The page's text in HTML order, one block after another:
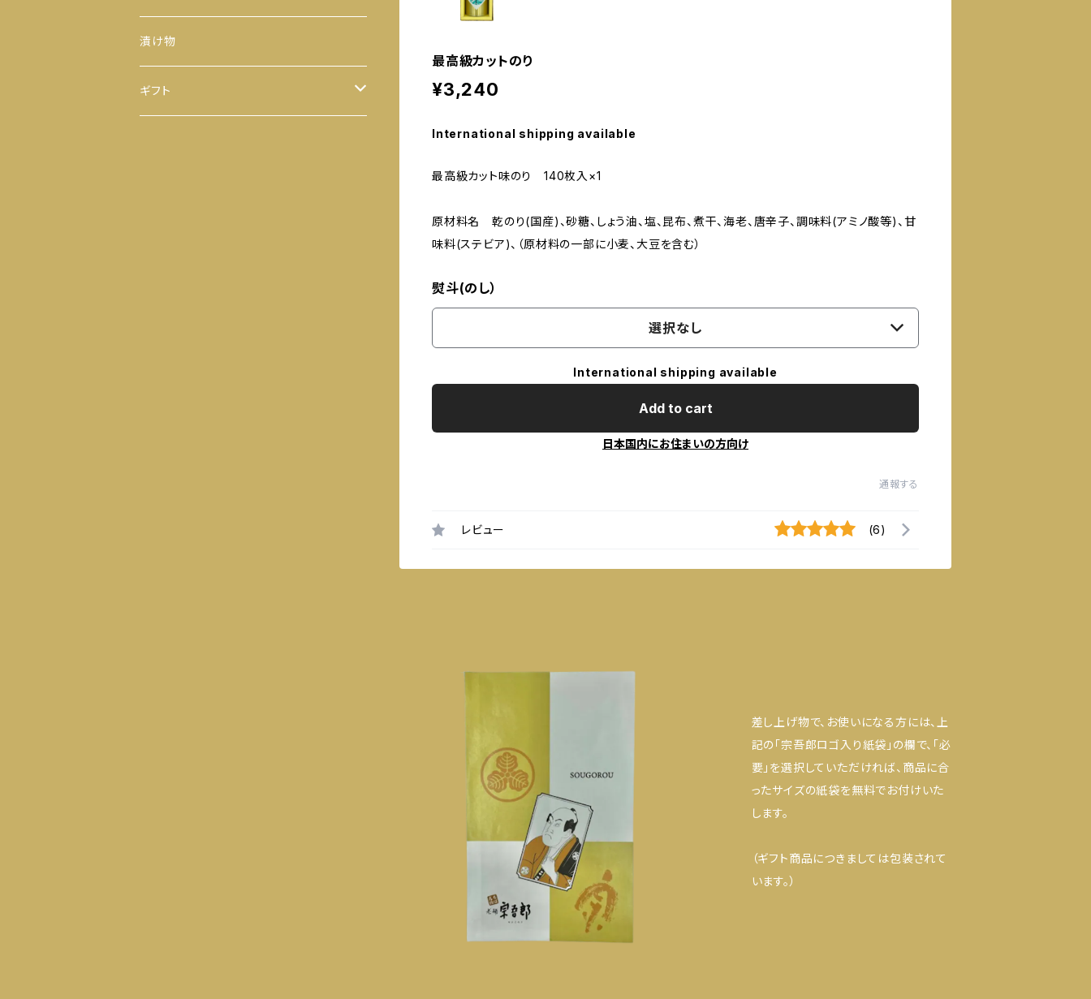
最高級カットのり
¥3,240
International shipping available
最高級カット味のり 140枚入×1
原材料名 乾のり(国産)、砂糖、しょう油、塩、昆布、煮干、海老、唐辛子、調味料(アミノ酸等)、甘
味料(ステビア)、（原材料の一部に小麦、大豆を含む）
熨斗(のし）
選択なし
International shipping available
Add to cart
日本国内にお住まいの方向け
通報する
レビュー (6)
差し上げ物で、お使いになる方には、上
記の「宗吾郎ロゴ入り紙袋」の欄で、「必
要」を選択していただければ、商品に合
ったサイズの紙袋を無料でお付けいた
します。
（ギフト商品につきましては包装されて
います。）
番茶
ほうじ茶
カットのり
八千代 八福神のり
一期一会（小袋サイズ）
漬け物
ギフト